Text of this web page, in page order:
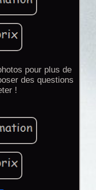
pour plus de
des questions
!